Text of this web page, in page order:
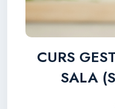
CURS
SALA